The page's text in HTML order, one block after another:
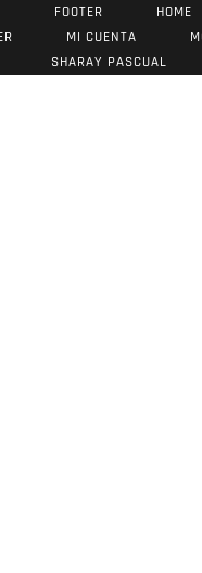
FOOTER HOME
MI CUENTA
SHARAY PASCUAL